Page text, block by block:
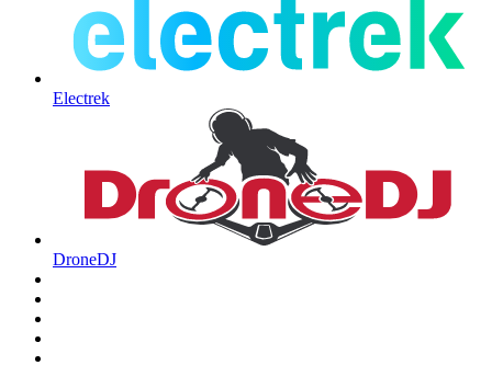
Electrek
DroneDJ